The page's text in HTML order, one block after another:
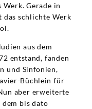
Gerade in
das schlichte Werk
aus dem
entstand, fanden
und Sinfonien,
Büchlein für
aber erweiterte
dem bis dato